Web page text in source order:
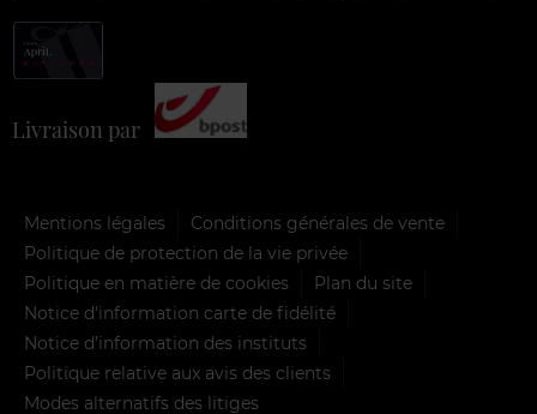
Livraison par
Mentions légales
Conditions générales de vente
Politique de protection de la vie privée
Politique en matière de cookies
Plan du site
Notice d'information carte de fidélité
Notice d’information des instituts
Politique relative aux avis des clients
Modes alternatifs des litiges